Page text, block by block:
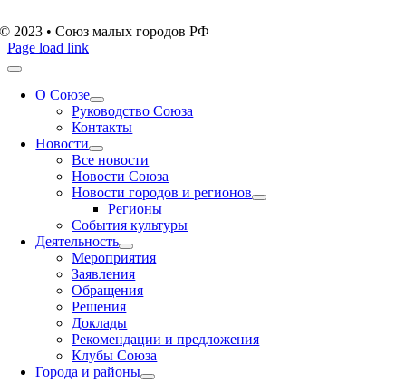
© 2023 • Союз малых городов РФ
Page load link
О Союзе
Руководство Союза
Контакты
Новости
Все новости
Новости Союза
Новости городов и регионов
Регионы
События культуры
Деятельность
Мероприятия
Заявления
Обращения
Решения
Доклады
Рекомендации и предложения
Клубы Союза
Города и районы